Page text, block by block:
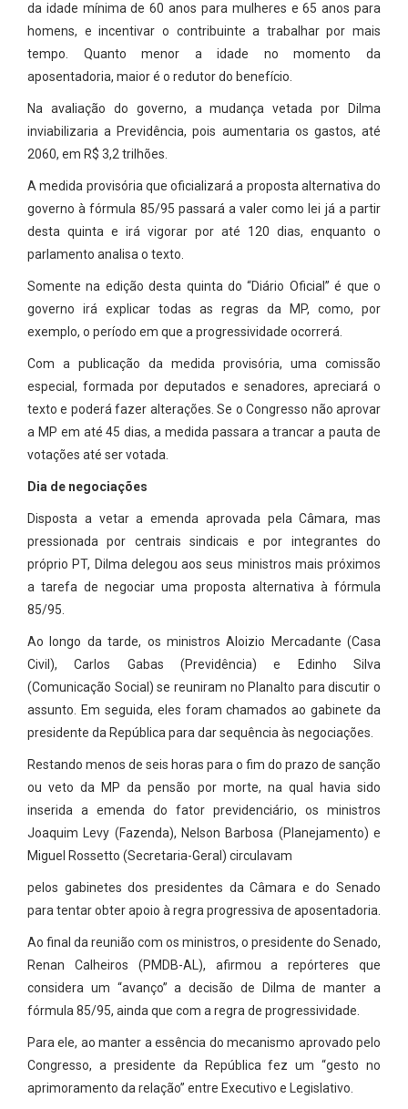
da idade mínima de 60 anos para mulheres e 65 anos para
homens, e incentivar o contribuinte a trabalhar por mais
tempo. Quanto menor a idade no momento da
aposentadoria, maior é o redutor do benefício.
Na avaliação do governo, a mudança vetada por Dilma
inviabilizaria a Previdência, pois aumentaria os gastos, até
2060, em R$ 3,2 trilhões.
A medida provisória que oficializará a proposta alternativa do
governo à fórmula 85/95 passará a valer como lei já a partir
desta quinta e irá vigorar por até 120 dias, enquanto o
parlamento analisa o texto.
Somente na edição desta quinta do “Diário Oficial” é que o
governo irá explicar todas as regras da MP, como, por
exemplo, o período em que a progressividade ocorrerá.
Com a publicação da medida provisória, uma comissão
especial, formada por deputados e senadores, apreciará o
texto e poderá fazer alterações. Se o Congresso não aprovar
a MP em até 45 dias, a medida passara a trancar a pauta de
votações até ser votada.
Dia de negociações
Disposta a vetar a emenda aprovada pela Câmara, mas
pressionada por centrais sindicais e por integrantes do
próprio PT, Dilma delegou aos seus ministros mais próximos
a tarefa de negociar uma proposta alternativa à fórmula
85/95.
Ao longo da tarde, os ministros Aloizio Mercadante (Casa
Civil), Carlos Gabas (Previdência) e Edinho Silva
(Comunicação Social) se reuniram no Planalto para discutir o
assunto. Em seguida, eles foram chamados ao gabinete da
presidente da República para dar sequência às negociações.
Restando menos de seis horas para o fim do prazo de sanção
ou veto da MP da pensão por morte, na qual havia sido
inserida a emenda do fator previdenciário, os ministros
Joaquim Levy (Fazenda), Nelson Barbosa (Planejamento) e
Miguel Rossetto (Secretaria-Geral) circulavam
pelos gabinetes dos presidentes da Câmara e do Senado
para tentar obter apoio à regra progressiva de aposentadoria.
Ao final da reunião com os ministros, o presidente do Senado,
Renan Calheiros (PMDB-AL), afirmou a repórteres que
considera um “avanço” a decisão de Dilma de manter a
fórmula 85/95, ainda que com a regra de progressividade.
Para ele, ao manter a essência do mecanismo aprovado pelo
Congresso, a presidente da República fez um “gesto no
aprimoramento da relação” entre Executivo e Legislativo.